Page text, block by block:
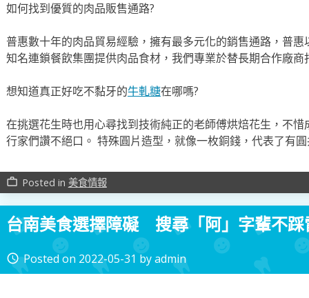
如何找到優質的肉品販售通路?
普惠數十年的肉品貿易經驗，擁有最多元化的銷售通路，普惠
知名連鎖餐飲集團提供肉品食材，我們專業於替長期合作廠商
想知道真正好吃不黏牙的牛軋糖在哪嗎?
在挑選花生時也用心尋找到技術純正的老師傅烘焙花生，不
行家們讚不絕口。 特殊圓片造型，就像一枚銅錢，代表了有
work_outline Posted in 美食情報
台南美食選擇障礙 搜尋「阿」字輩不踩
access_time Posted on 2022-05-31 byadmin